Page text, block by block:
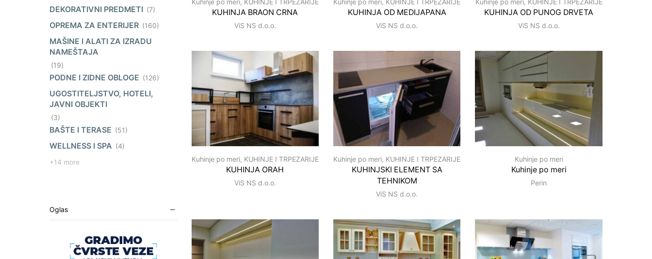
KUHINJA BRAON CRNA
ViS NS d.o.o.
KUHINJA OD MEDIJAPANA
ViS NS d.o.o.
KUHINJA OD PUNOG DRVETA
ViS NS d.o.o.
Kuhinje po meri, KUHINJE I TRPEZARIJE
KUHINJA ORAH
ViS NS d.o.o.
Kuhinje po meri, KUHINJE I TRPEZARIJE
KUHINJSKI ELEMENT SA
TEHNIKOM
ViS NS d.o.o.
Kuhinje po meri
Kuhinje po meri
Perin
DEKORATIVNI PREDMETI (7)
OPREMA ZA ENTERIJER (160)
MAŠINE I ALATI ZA IZRADU
NAMEŠTAJA
(19)
PODNE I ZIDNE OBLOGE (126)
UGOSTITELJSTVO, HOTELI,
JAVNI OBJEKTI
(3)
BAŠTE I TERASE (51)
WELLNESS I SPA (4)
+14 more
Oglas